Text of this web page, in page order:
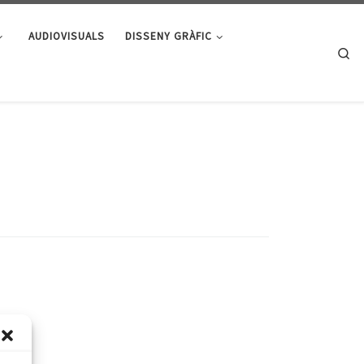
AUDIOVISUALS DISSENY GRÀFIC